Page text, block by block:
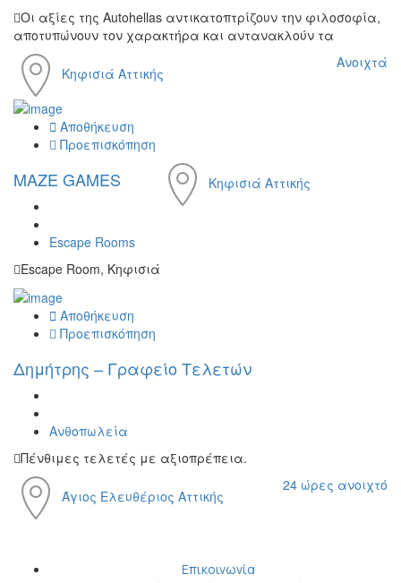
Οι αξίες της Autohellas αντικατοπτρίζουν την φιλοσοφία,
αποτυπώνουν τον χαρακτήρα και αντανακλούν τα
Κηφισιά Αττικής
Ανοιχτά
Αποθήκευση
Προεπισκόπηση
MAZE GAMES
Escape Rooms
Escape Room, Κηφισιά
Κηφισιά Αττικής
Αποθήκευση
Προεπισκόπηση
Δημήτρης – Γραφείο Τελετών
Ανθοπωλεία
Πένθιμες τελετές με αξιοπρέπεια.
Άγιος Ελευθέριος Αττικής
24 ώρες ανοιχτό
Επικοινωνία